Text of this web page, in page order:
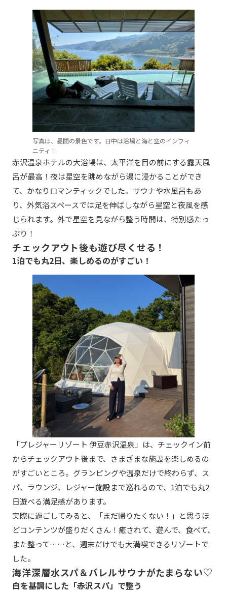
写真は、昼間の景色です。日中は浴場と海と空のインフィ
ニティ！
赤沢温泉ホテルの大浴場は、太平洋を目の前にする露天風
呂が最高！夜は星空を眺めながら湯に浸かることができ
て、かなりロマンティックでした。サウナや水風呂もあ
り、外気浴スペースでは足を伸ばしながら星空と夜風を感
じられます。外で星空を見ながら整う時間は、特別感たっ
ぷり！
チェックアウト後も遊び尽くせる！
1泊でも丸2日、楽しめるのがすごい！
「プレジャーリゾート 伊豆赤沢温泉」は、チェックイン前
からチェックアウト後まで、さまざまな施設を楽しめるの
がすごいところ。グランピングや温泉だけで終わらず、ス
パ、ラウンジ、レジャー施設まで巡れるので、1泊でも丸2
日遊べる満足感があります。
実際に過ごしてみると、「まだ帰りたくない！」と思うほ
どコンテンツが盛りだくさん！癒されて、遊んで、食べて、
また整って……と、週末だけでも大満喫できるリゾートで
した。
海洋深層水スパ＆バレルサウナがたまらない♡
白を基調にした「赤沢スパ」で整う